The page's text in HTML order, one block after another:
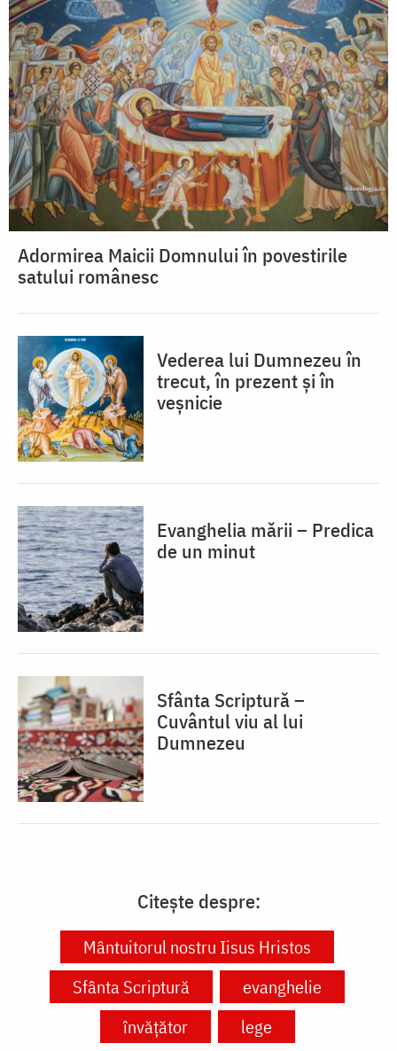
Adormirea Maicii Domnului în povestirile
satului românesc
Vederea lui Dumnezeu în
trecut, în prezent și în
veșnicie
Evanghelia mării – Predica
de un minut
Sfânta Scriptură –
Cuvântul viu al lui
Dumnezeu
Citește despre:
Mântuitorul nostru Iisus Hristos
Sfânta Scriptură
evanghelie
învățător
lege